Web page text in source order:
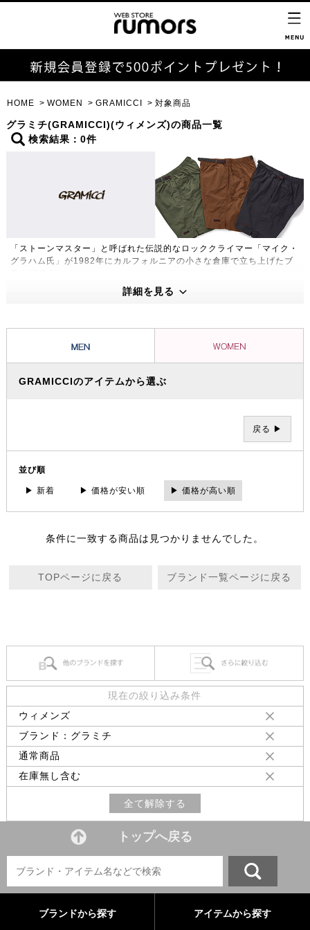
HOME WOMEN GRAMICCI 対象商品
グラミチ(GRAMICCI)(ウィメンズ)の商品一覧
検索結果：0件
「ストーンマスター」と呼ばれた伝説的なロッククライマー「マイク・
グラハム氏」が1982年にカルフォルニアの小さな倉庫で立ち上げたブ
180度自然な開脚を可能にした「ガゼットクロッチ」や片手で簡単に調
節できる「Webbingベルト」など独特の機能性をもったグラミチパン
詳細を見る
GRAMICCIのアイテムから選ぶ
戻る ▶
並び順
▶ 新着 ▶ 価格が安い順 ▶ 価格が高い順
条件に一致する商品は見つかりませんでした。
TOPページに戻る ブランド一覧ページに戻る
現在の絞り込み条件
ウィメンズ
ブランド：グラミチ
通常商品
在庫無し含む
全て解除する
トップへ戻る
ブランドから探す アイテムから探す